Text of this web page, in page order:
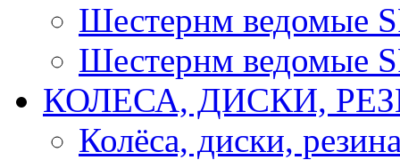
Шестернм ведомые
Шестернм ведомые
КОЛЕСА, ДИСКИ,
Колёса, диски,